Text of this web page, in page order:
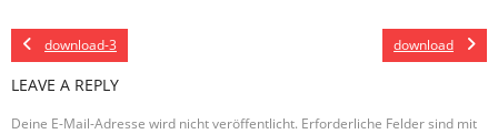
download-3 download
LEAVE A REPLY
Deine E-Mail-Adresse wird nicht veröffentlicht. Erforderliche Felder sind mit